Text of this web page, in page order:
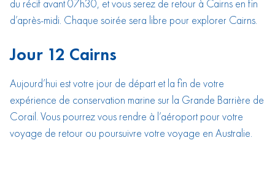
du récif avant 07h30, et vous serez de retour à Cairns en fin
d’après-midi. Chaque soirée sera libre pour explorer Cairns.
Jour 12 Cairns
Aujourd’hui est votre jour de départ et la fin de votre
expérience de conservation marine sur la Grande Barrière de
Corail. Vous pourrez vous rendre à l’aéroport pour votre
voyage de retour ou poursuivre votre voyage en Australie.